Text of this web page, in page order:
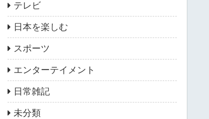
テレビ
日本を楽しむ
スポーツ
エンターテイメント
日常雑記
未分類